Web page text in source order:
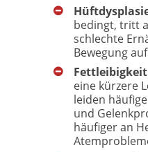
bedingt, tritt
schlechte
Bewegung
eine kürzere
leiden
und
häufiger an